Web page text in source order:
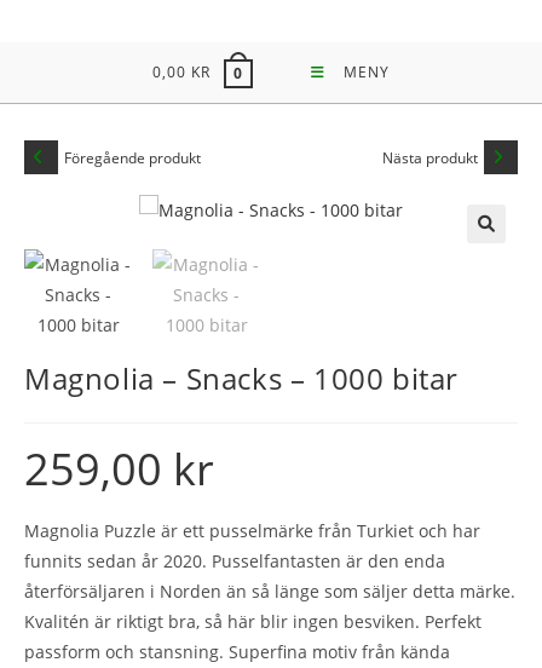
0,00 KR 0 MENY
Föregående produkt Nästa produkt
Magnolia – Snacks – 1000 bitar
259,00 kr
Magnolia Puzzle är ett pusselmärke från Turkiet och har
funnits sedan år 2020. Pusselfantasten är den enda
återförsäljaren i Norden än så länge som säljer detta märke.
Kvalitén är riktigt bra, så här blir ingen besviken. Perfekt
passform och stansning. Superfina motiv från kända